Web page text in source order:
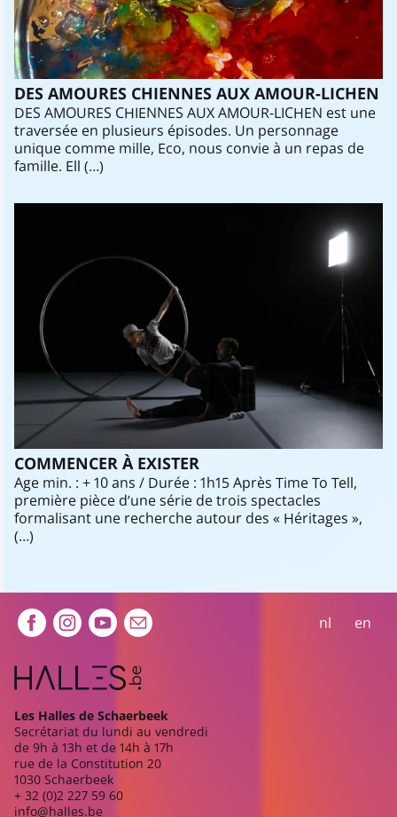
DES AMOURES CHIENNES AUX AMOUR-LICHEN
DES AMOURES CHIENNES AUX AMOUR-LICHEN est une
traversée en plusieurs épisodes. Un personnage
unique comme mille, Eco, nous convie à un repas de
famille. Ell (…)
COMMENCER À EXISTER
Age min. : + 10 ans / Durée : 1h15 Après Time To Tell,
première pièce d’une série de trois spectacles
formalisant une recherche autour des « Héritages »,
(…)
Extra navigation nl en
Les Halles de Schaerbeek
Secrétariat du lundi au vendredi
de 9h à 13h et de 14h à 17h
rue de la Constitution 20
1030 Schaerbeek
+ 32 (0)2 227 59 60
info@halles.be